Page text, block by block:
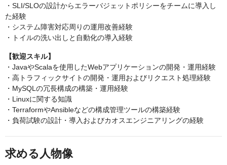
・SLI/SLOの設計からエラーバジェットポリシーをチームに導入し
た経験
・システム障害対応周りの運用改善経験
・トイルの洗い出しと自動化の導入経験
【歓迎スキル】
・JavaやScalaを使用したWebアプリケーションの開発・運用経験
・高トラフィックサイトの開発・運用およびリクエスト処理経験
・MySQLの冗長構成の構築・運用経験
・Linuxに関する知識
・TerraformやAnsibleなどの構成管理ツールの構築経験
・負荷試験の設計・導入およびカオスエンジニアリングの経験
求める人物像